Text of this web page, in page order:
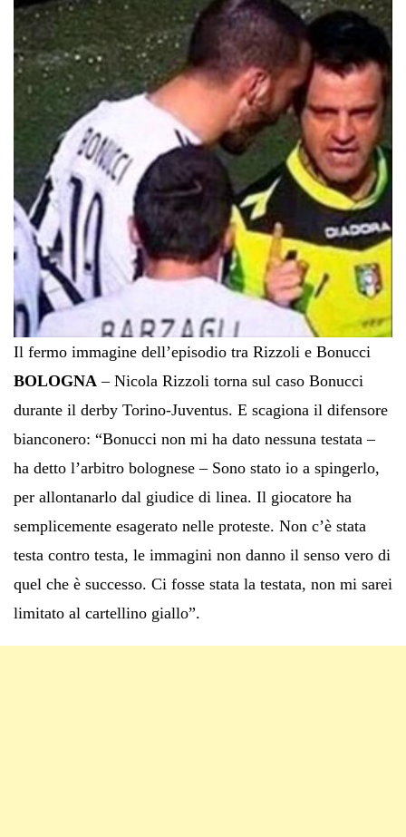
Il fermo immagine dell’episodio tra Rizzoli e Bonucci
BOLOGNA – Nicola Rizzoli torna sul caso Bonucci
durante il derby Torino-Juventus. E scagiona il difensore
bianconero: “Bonucci non mi ha dato nessuna testata –
ha detto l’arbitro bolognese – Sono stato io a spingerlo,
per allontanarlo dal giudice di linea. Il giocatore ha
semplicemente esagerato nelle proteste. Non c’è stata
testa contro testa, le immagini non danno il senso vero di
quel che è successo. Ci fosse stata la testata, non mi sarei
limitato al cartellino giallo”.